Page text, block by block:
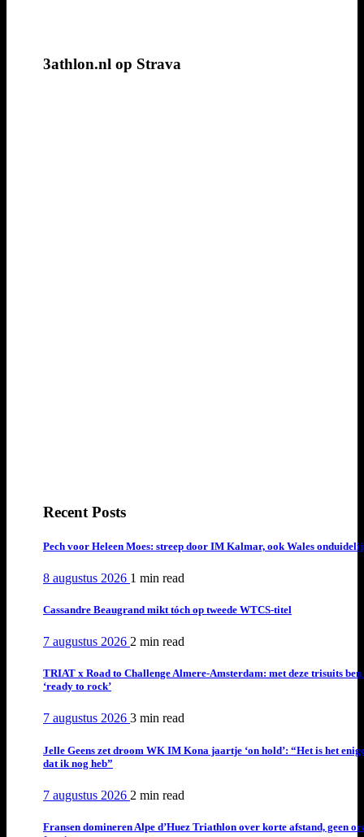
3athlon.nl op Strava
Recent Posts
Pech voor Heleen Moes: streep door IM Kalmar, ook Wales
8 augustus 2026 1 min read
Cassandre Beaugrand mikt tóch op tweede WTCS-titel
7 augustus 2026 2 min read
TRIAT x Road to Challenge Almere-Amsterdam: met deze trisuits ben
‘ready to rock’
7 augustus 2026 3 min read
Jelle Geens zet droom WK IM Kona jaartje ‘on hold’: “Het is het
dat ik nog heb”
7 augustus 2026 2 min read
Fransen domineren Alpe d’Huez Triathlon over korte afstand, geen